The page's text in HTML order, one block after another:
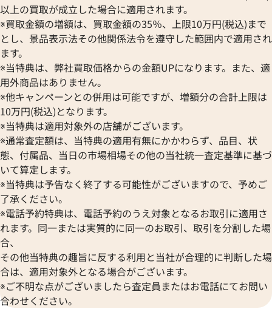
以上の買取が成立した場合に適用されます。
※買取金額の増額は、買取金額の35％、上限10万円(税込)まで
とし、景品表示法その他関係法令を遵守した範囲内で適用され
ます。
※当特典は、弊社買取価格からの金額UPになります。また、適
用外商品はありません。
※他キャンペーンとの併用は可能ですが、増額分の合計上限は
10万円(税込)となります。
※当特典は適用対象外の店舗がございます。
※通常査定額は、当特典の適用有無にかかわらず、品目、状
態、付属品、当日の市場相場その他の当社統一査定基準に基づ
いて算定します。
※当特典は予告なく終了する可能性がございますので、予めご
了承ください。
※電話予約特典は、電話予約のうえ対象となるお取引に適用さ
れます。同一または実質的に同一のお取引、取引を分割した場
合、
その他当特典の趣旨に反する利用と当社が合理的に判断した場
合は、適用対象外となる場合がございます。
※ご不明な点がございましたら査定員またはお電話にてお問い
合わせください。